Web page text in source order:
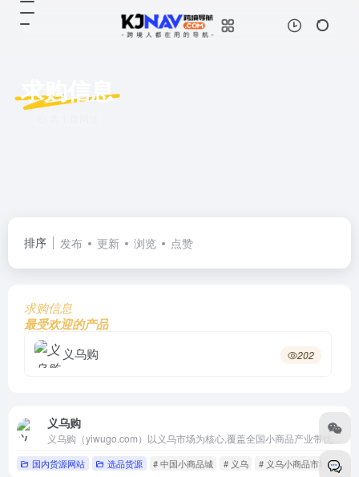
求购信息
排序 发布 更新 浏览 点赞
求购信息
最受欢迎的产品
义乌购 202
义乌购
义乌购（yiwugo.com）以义乌市场为核心,覆盖全国小商品产业带优质供应商,一手货源,品质商品更低价;品类丰富,在线商品达500万,涉及玩具,饰品,工艺品,日用百货等26个大类;线上线下对应,交易有保障,小商品,就上义乌购.
国内货源网站 选品货源 # 中国小商品城 # 义乌 # 义乌小商品市场